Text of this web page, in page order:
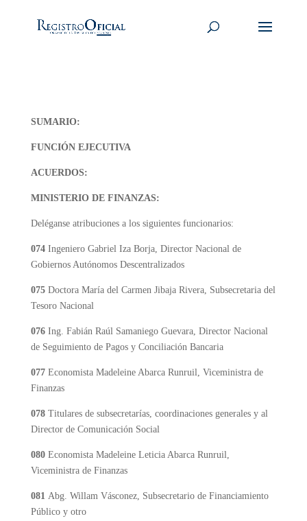
SUMARIO:
FUNCIÓN EJECUTIVA
ACUERDOS:
MINISTERIO DE FINANZAS:
Deléganse atribuciones a los siguientes funcionarios:
074 Ingeniero Gabriel Iza Borja, Director Nacional de
Gobiernos Autónomos Descentralizados
075Doctora María del Carmen Jibaja Rivera, Subsecretaria del
Tesoro Nacional
076Ing. Fabián Raúl Samaniego Guevara, Director Nacional
de Seguimiento de Pagos y Conciliación Bancaria
077Economista Madeleine Abarca Runruil, Viceministra de
Finanzas
078Titulares de subsecretarías, coordinaciones generales y al
Director de Comunicación Social
080Economista Madeleine Leticia Abarca Runruil,
Viceministra de Finanzas
081 Abg. Willam Vásconez, Subsecretario de Financiamiento
Público y otro